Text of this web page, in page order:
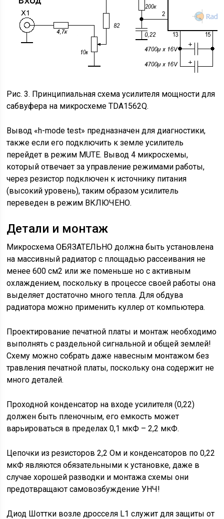
Рис. 3. Принципиальная схема усилителя мощности для
сабвуфера на микросхеме TDA1562Q.
Вывод «h-mode test» предназначен для диагностики,
также если его подключить к земле усилитель
перейдет в режим MUTE. Вывод 4 микросхемы,
который отвечает за управление режимами работы,
через резистор подключен к источнику питания
(высокий уровень), таким образом усилитель
переведен в режим ВКЛЮЧЕНО.
Детали и монтаж
Микросхема ОБЯЗАТЕЛЬНО должна быть установлена
на массивный радиатор с площадью рассеивания не
менее 600 см2 или же поменьше но с активным
охлаждением, поскольку в процессе своей работы она
выделяет достаточно много тепла. Для обдува
радиатора можно применить куллер от компьютера.
Проектирование печатной платы и монтаж необходимо
выполнять с раздельной сигнальной и общей землей!
Схему можно собрать даже навесным монтажом без
травления печатной платы, поскольку она содержит не
много деталей.
Проходной конденсатор на входе усилителя (0,22)
должен быть пленочным, его емкость может
варьироваться в пределах 0,1 мкФ – 2,2 мкФ.
Цепочки из резисторов 2,2 Ом и конденсаторов по 0,22
мкФ являются обязательными к установке, даже в
случае хорошей разводки и монтажа схемы они
предотвращают самовозбуждение УНЧ!
Диод Шоттки возле дросселя L1 служит для защиты от